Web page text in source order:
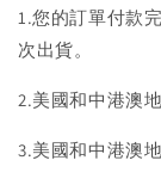
1.您的訂單付款
次出貨。
2.美國和中港澳
3.美國和中港澳